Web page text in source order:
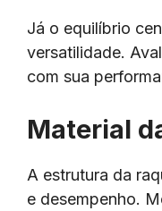
Já o equilíbrio
versatilidade.
com sua
Material
A estrutura da
e desempenho.